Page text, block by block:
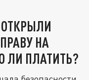
ОТКРЫЛИ
НА
ЛИ ПЛАТИТЬ?